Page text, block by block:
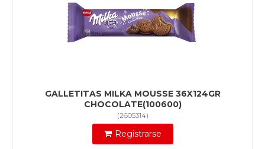
GALLETITAS MILKA MOUSSE 36X124GR
CHOCOLATE(100600)
(2605314)
Registrarse